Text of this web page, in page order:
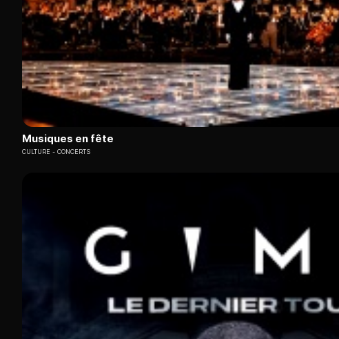
Musiques en fête
CULTURE CONCERTS